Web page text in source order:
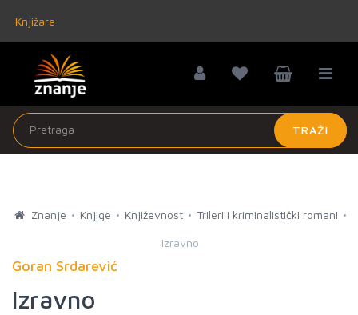
Knjižare
TRAŽI
Znanje Knjige Književnost Trileri i kriminalistički romani
Izravno
Goran Srdarević
Izravno